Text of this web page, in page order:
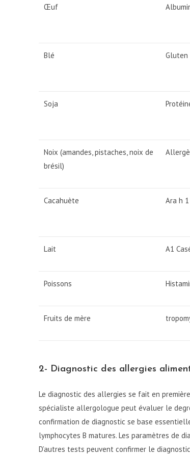
Œuf
Blé Gluten
Soja
Noix (amandes, pistaches, noix de
brésil)
Cacahuète Ara h
Lait A1
Poissons
Fruits de mère
2- Diagnostic des allergies
Le diagnostic des allergies se fait en
spécialiste allergologue peut évaluer le
confirmation de diagnostic se base
lymphocytes B matures. Les paramètres de
D’autres tests peuvent confirmer le